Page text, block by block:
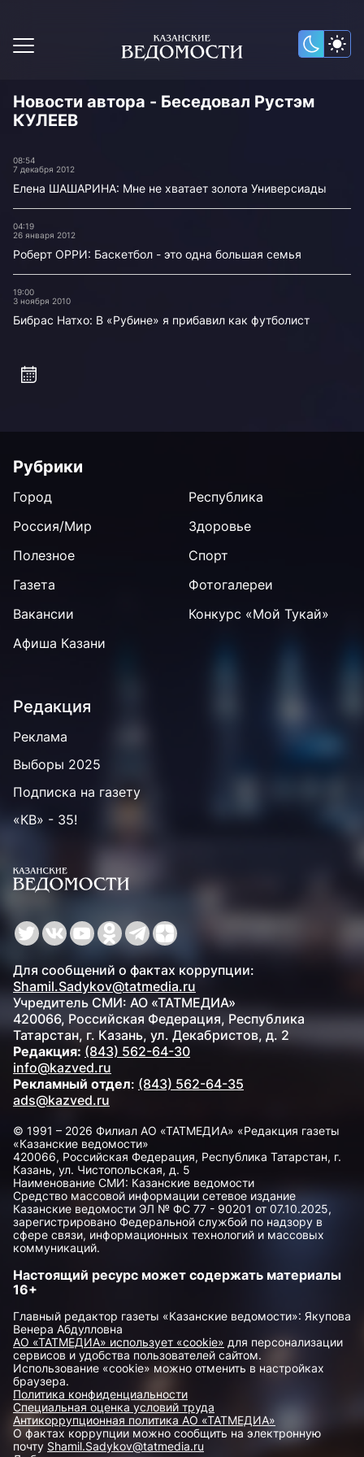
Новости автора - Беседовал Рустэм
КУЛЕЕВ
08:54
7 декабря 2012
Елена ШАШАРИНА: Мне не хватает золота Универсиады
04:19
26 января 2012
Роберт ОРРИ: Баскетбол - это одна большая семья
19:00
3 ноября 2010
Бибрас Натхо: В «Рубине» я прибавил как футболист
Рубрики
Город
Республика
Россия/Мир
Здоровье
Полезное
Спорт
Газета
Фотогалереи
Вакансии
Конкурс «Мой Тукай»
Афиша Казани
Редакция
Реклама
Выборы 2025
Подписка на газету
«КВ» - 35!
Для сообщений о фактах коррупции:
Shamil.Sadykov@tatmedia.ru
Учредитель СМИ: АО «ТАТМЕДИА»
420066, Российская Федерация, Республика
Татарстан, г. Казань, ул. Декабристов, д. 2
Редакция: (843) 562-64-30
info@kazved.ru
Рекламный отдел: (843) 562-64-35
ads@kazved.ru
© 1991 – 2026 Филиал АО «ТАТМЕДИА» «Редакция газеты
«Казанские ведомости»
420066, Российская Федерация, Республика Татарстан, г.
Казань, ул. Чистопольская, д. 5
Наименование СМИ: Казанские ведомости
Средство массовой информации сетевое издание
Казанские ведомости ЭЛ № ФС 77 - 90201 от 07.10.2025,
зарегистрировано Федеральной службой по надзору в
сфере связи, информационных технологий и массовых
коммуникаций.
Настоящий ресурс может содержать материалы
16+
Главный редактор газеты «Казанские ведомости»: Якупова
Венера Абдулловна
АО «ТАТМЕДИА» использует «cookie» для персонализации
сервисов и удобства пользователей сайтом.
Использование «cookie» можно отменить в настройках
браузера.
Политика конфиденциальности
Специальная оценка условий труда
Антикоррупционная политика АО «ТАТМЕДИА»
О фактах коррупции можно сообщить на электронную
почту Shamil.Sadykov@tatmedia.ru